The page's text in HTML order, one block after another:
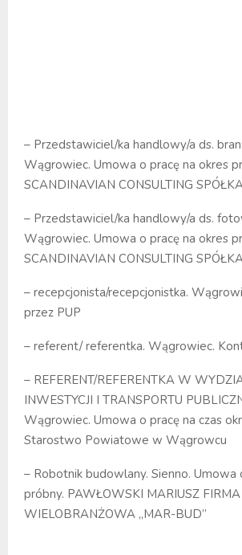
– Przedstawiciel/ka handlowy/a ds.
Wągrowiec. Umowa o pracę na okres
SCANDINAVIAN CONSULTING
– Przedstawiciel/ka handlowy/a ds.
Wągrowiec. Umowa o pracę na okres
SCANDINAVIAN CONSULTING
– recepcjonista/recepcjonistka.
przez PUP
– referent/ referentka. Wągrowiec.
– REFERENT/REFERENTKA W
INWESTYCJI I TRANSPORTU
Wągrowiec. Umowa o pracę na czas
Starostwo Powiatowe w Wągrowcu
– Robotnik budowlany. Sienno. Umowa
próbny. PAWŁOWSKI MARIUSZ FIRMA
WIELOBRANŻOWA „MAR-BUD”